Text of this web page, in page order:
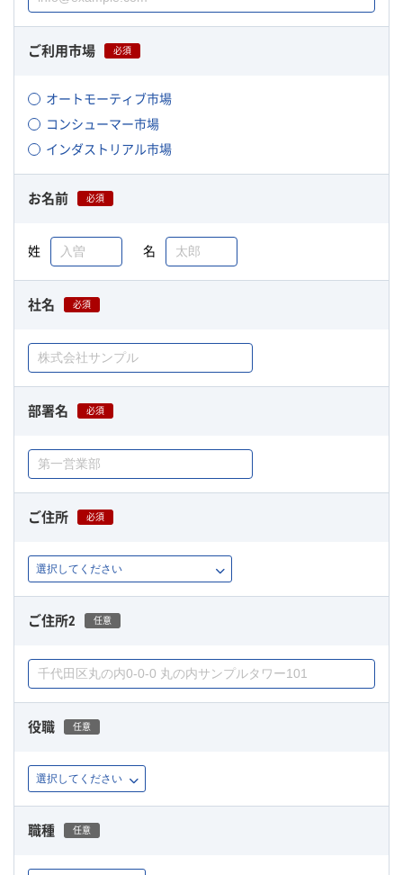
ご利用市場 必須
オートモーティブ市場
コンシューマー市場
インダストリアル市場
お名前 必須
姓 名
社名 必須
部署名 必須
ご住所 必須
ご住所2 任意
役職 任意
職種 任意